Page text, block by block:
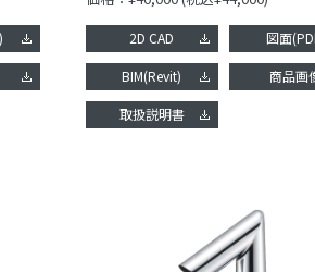
2D CAD 図面
BIM(Revit) 商品画
取扱説明書